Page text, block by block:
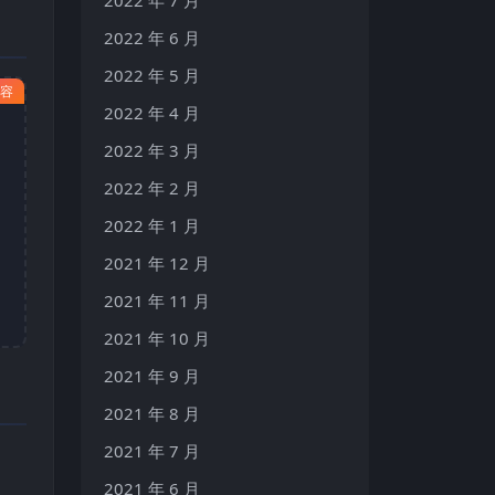
2022 年 6 月
2022 年 5 月
2022 年 4 月
2022 年 3 月
2022 年 2 月
2022 年 1 月
2021 年 12 月
2021 年 11 月
2021 年 10 月
2021 年 9 月
2021 年 8 月
2021 年 7 月
2021 年 6 月